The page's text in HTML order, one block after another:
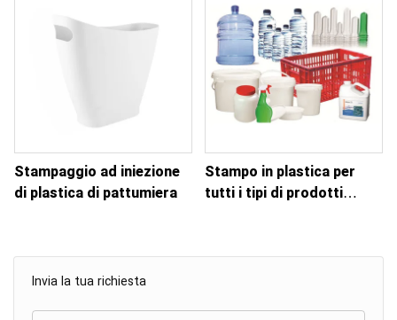
Invia la tua richiesta
Stampaggio ad iniezione
di plastica di pattumiera
Stampo in plastica per
tutti i tipi di prodotti